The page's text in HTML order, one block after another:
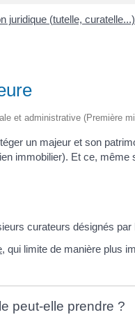
juridique (tutelle, curatelle...)
et administrative (Première
un majeur et son
immobilier). Et ce,
curateurs désignés par
, qui limite de manière plus
peut-elle prendre ?